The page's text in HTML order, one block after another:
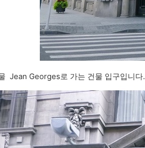
Jean Georges로 가는 건물 입구입니다.